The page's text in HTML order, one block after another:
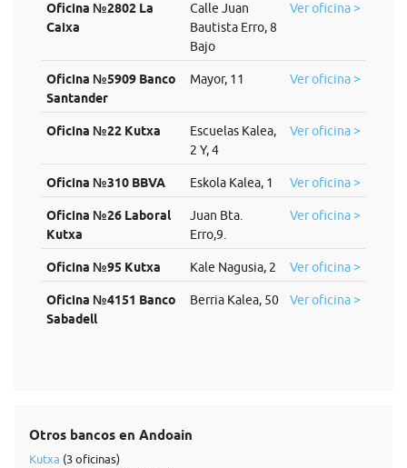
Oficina №2802 La
Caixa
Calle Juan
Bautista Erro, 8
Bajo
Ver oficina >
Oficina №5909 Banco
Santander
Mayor, 11 Ver oficina >
Oficina №22 Kutxa
Escuelas Kalea,
2 Y, 4
Ver oficina >
Oficina №310 BBVA Eskola Kalea, 1 Ver oficina >
Oficina №26 Laboral
Kutxa
Juan Bta.
Erro,9.
Ver oficina >
Oficina №95 Kutxa Kale Nagusia, 2 Ver oficina >
Oficina №4151 Banco
Sabadell
Berria Kalea, 50 Ver oficina >
Otros bancos en Andoain
Kutxa (3 oficinas)